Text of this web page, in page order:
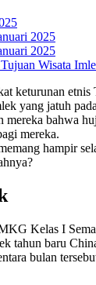
2025
2025
Wisata
keturunan etnis
yang jatuh
mereka bahwa
mereka.
hampir
Kelas I
tahun baru
bulan